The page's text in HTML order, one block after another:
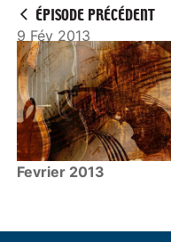
ÉPISODE PRÉCÉDENT
9 Fév 2013
Fevrier 2013